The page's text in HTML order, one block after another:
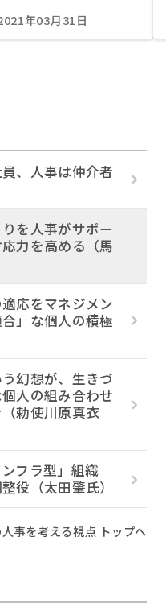
年03月31日
、人事は仲介者
を人事がサポー
力を高める（馬
応をマネジメン
」な個人の積極
幻想が、生きづ
人の組み合わせ
勅使川原真衣
フラ型」組織
役（太田肇氏）
事を考える視点 トップへ